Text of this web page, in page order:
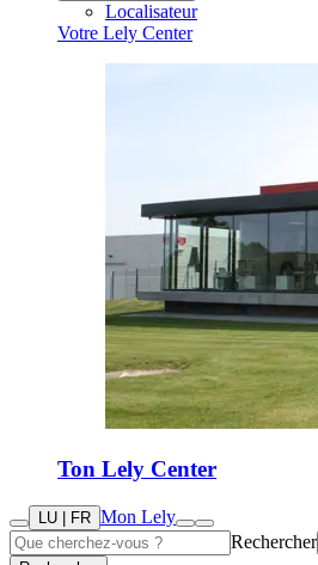
Localisateur
Votre Lely Center
Ton Lely Center
LU | FR Mon Lely
Rechercher